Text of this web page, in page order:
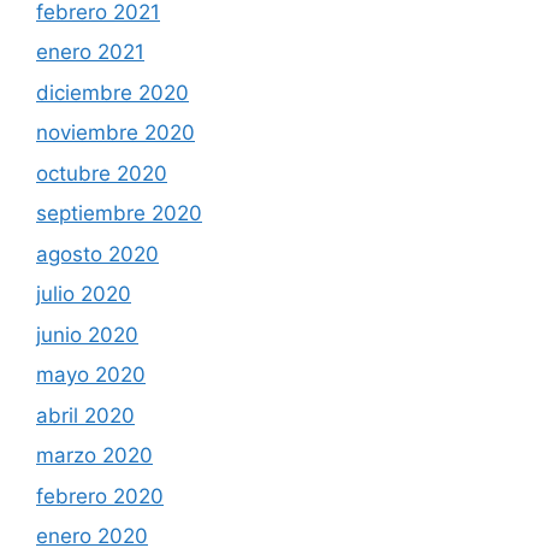
febrero 2021
enero 2021
diciembre 2020
noviembre 2020
octubre 2020
septiembre 2020
agosto 2020
julio 2020
junio 2020
mayo 2020
abril 2020
marzo 2020
febrero 2020
enero 2020